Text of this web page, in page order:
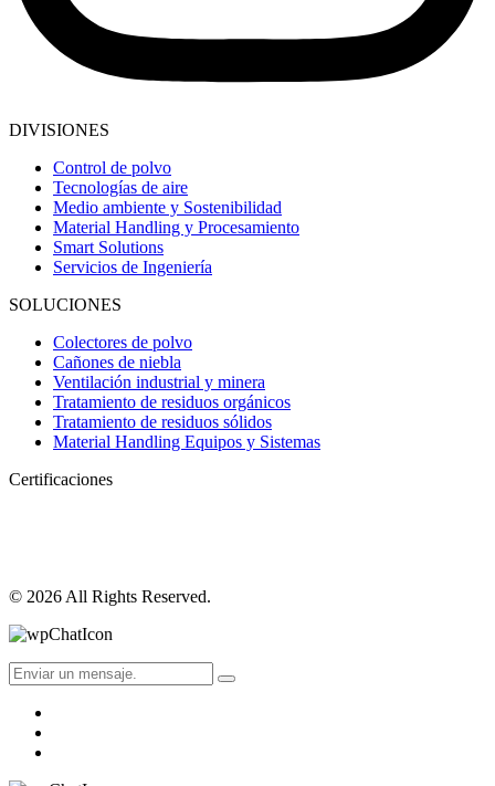
DIVISIONES
Control de polvo
Tecnologías de aire
Medio ambiente y Sostenibilidad
Material Handling y Procesamiento
Smart Solutions
Servicios de Ingeniería
SOLUCIONES
Colectores de polvo
Cañones de niebla
Ventilación industrial y minera
Tratamiento de residuos orgánicos
Tratamiento de residuos sólidos
Material Handling Equipos y Sistemas
Certificaciones
© 2026 All Rights Reserved.